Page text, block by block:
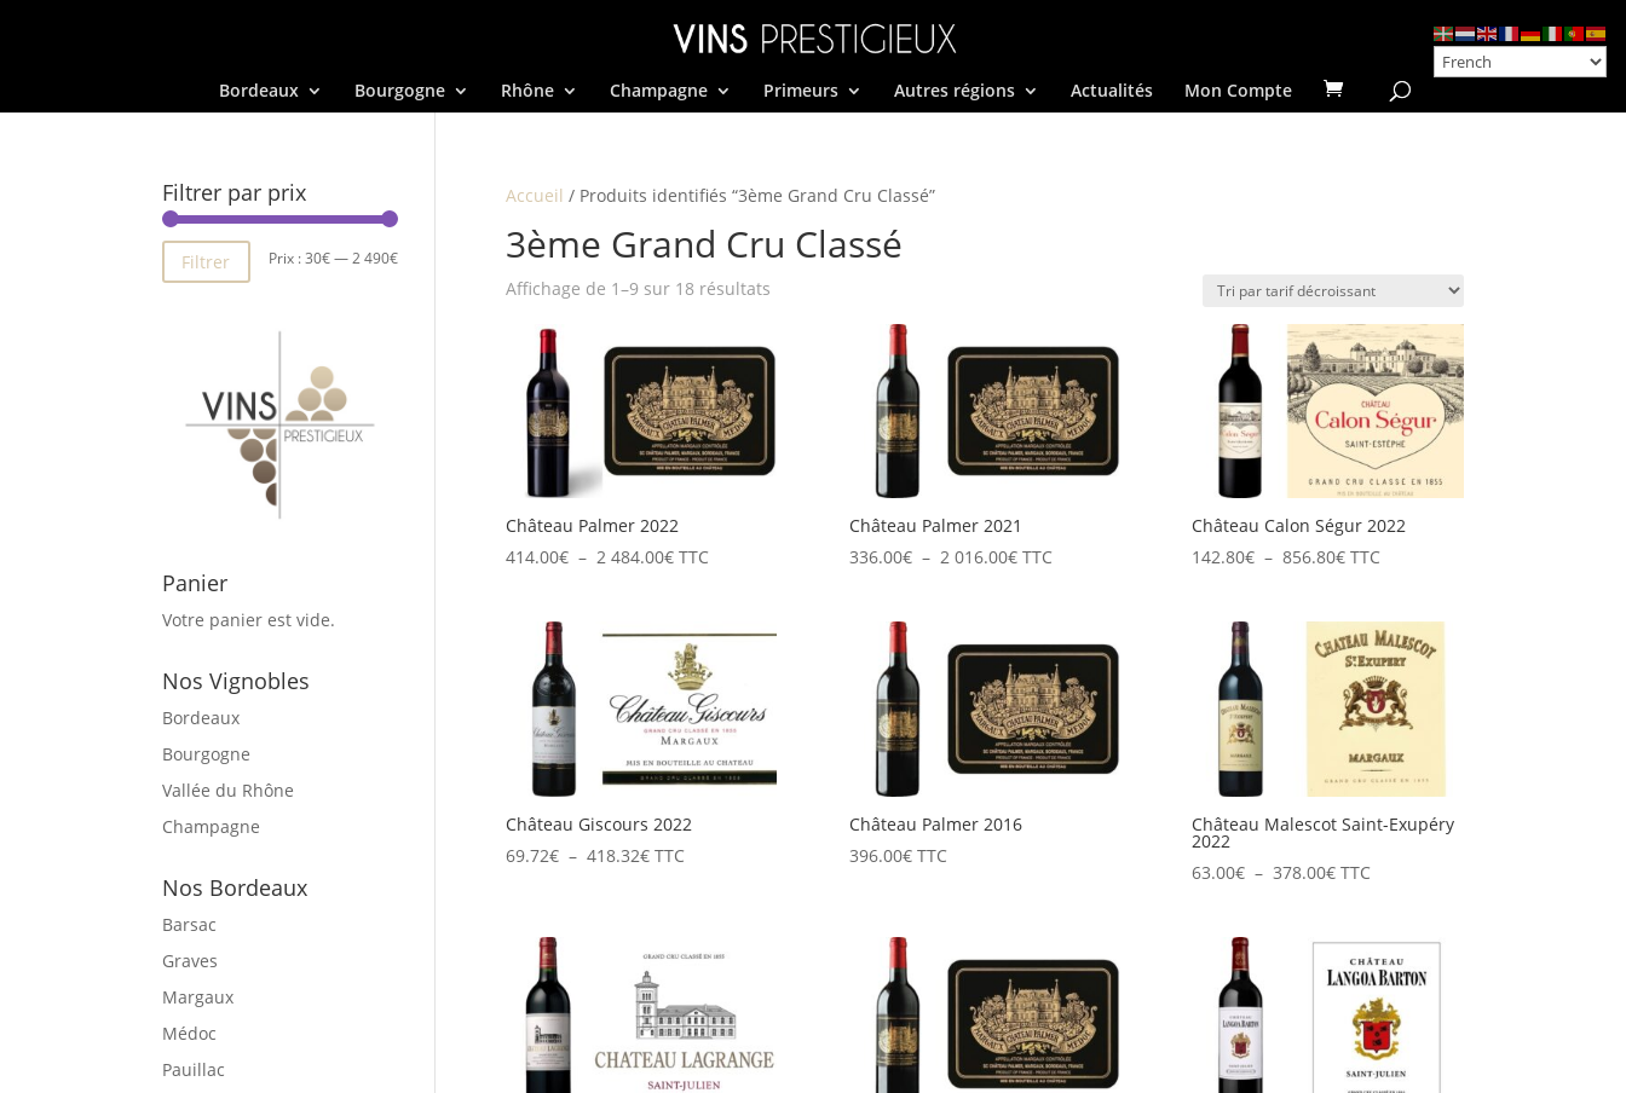
Bordeaux Bourgogne Rhône Champagne Primeurs Autres régions Actualités Mon Compte
Accueil / Produits identifiés “3ème Grand Cru Classé”
3ème Grand Cru Classé
Affichage de 1–9 sur 18 résultatsTrié
prix
Château Palmer 2022
414.00€ – 2 484.00€Plage
414.00€
à
2
484.00€
TTC
Château Palmer 2021
336.00€ – 2 016.00€Plage
336.00€
à
2
016.00€
TTC
Château Calon Ségur 2022
142.80€ – 856.80€Plage
142.80€
à
856.80€
TTC
Château Giscours 2022
69.72€ – 418.32€Plage
à
418.32€
TTC
Château Palmer 2016
396.00€ TTC
Château Malescot Saint-Exupéry
2022
63.00€ – 378.00€Plage
63.00€
à
378.00€
TTC
Filtrer par prix
Prix
Prix
Filtrer Prix :30€—2 490€
Panier
Votre panier est vide.
Nos Vignobles
Bordeaux
Bourgogne
Vallée du Rhône
Champagne
Nos Bordeaux
Barsac
Graves
Margaux
Médoc
Pauillac